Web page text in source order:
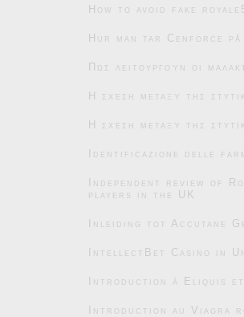
How to avoid fake
Hur man tar Cenforce
Πώς λειτουργούν οι
Η σχέση μεταξύ της
Η σχέση μεταξύ της
Identificazione delle
Independent review of
players in the UK
Inleiding tot Accutane
IntellectBet Casino in
Introduction à Eliquis
Introduction au Viagra